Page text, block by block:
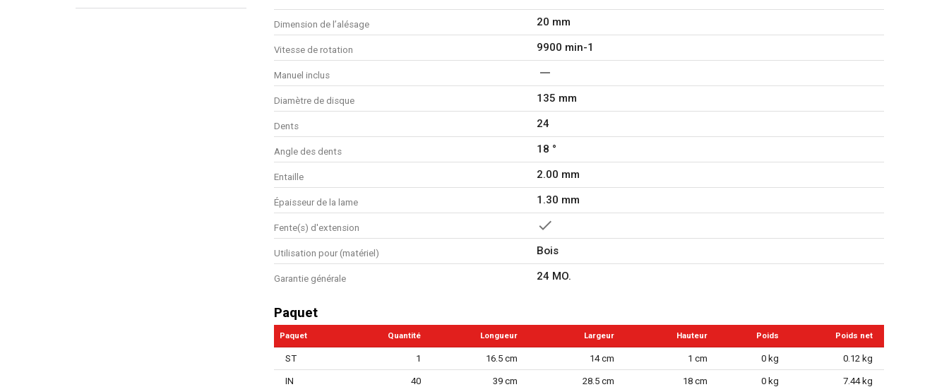
Dimension de l’alésage 20 mm
Vitesse de rotation 9900 min-1
Manuel inclus
Diamètre de disque 135 mm
Dents 24
Angle des dents 18 °
Entaille 2.00 mm
Épaisseur de la lame 1.30 mm
Fente(s) d'extension
Utilisation pour (matériel) Bois
Garantie générale 24 MO.
Paquet
Paquet Quantité Longueur Largeur Hauteur Poids Poids net
ST 1 16.5 cm 14 cm 1 cm 0 kg 0.12 kg
IN 40 39 cm 28.5 cm 18 cm 0 kg 7.44 kg